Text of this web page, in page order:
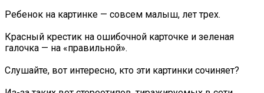
Ребенок на картинке — совсем малыш, лет трех.
Красный крестик на ошибочной карточке и зеленая
галочка — на «правильной».
Слушайте, вот интересно, кто эти картинки сочиняет?